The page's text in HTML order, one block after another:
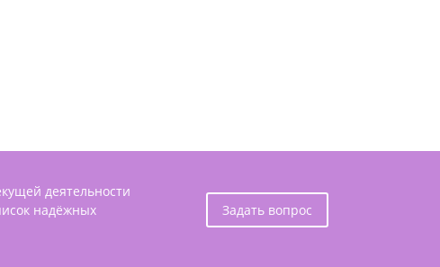
деятельности
надёжных
Задать вопрос